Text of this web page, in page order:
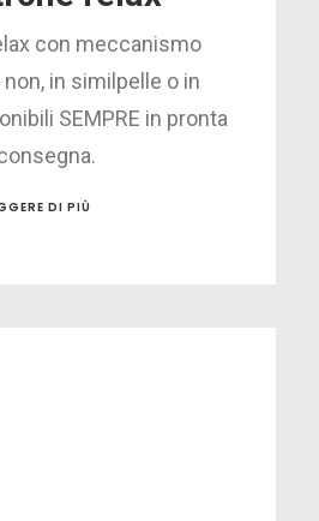
con meccanismo
in similpelle o in
SEMPRE in pronta
DI PIÙ